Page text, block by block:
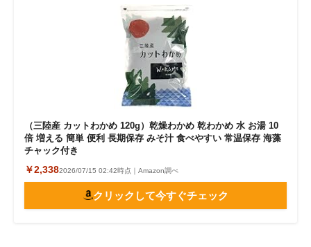
（三陸産 カットわかめ 120g）乾燥わかめ 乾わかめ 水 お湯 10
倍 増える 簡単 便利 長期保存 みそ汁 食べやすい 常温保存 海藻
チャック付き
￥2,3382026/07/15 02:42時点｜Amazon調べ
クリックして今すぐチェック